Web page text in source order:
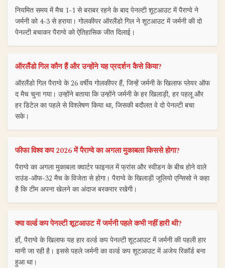
नियमित समय में मैच 1-1 से बराबर रहने के बाद पेनल्टी शूटआउट में पैराग्वे ने
जर्मनी को 4-3 से हराया। गोलकीपर ऑरलैंडो गिल ने शूटआउट में जर्मनी की दो
पेनल्टी बचाकर पैराग्वे को ऐतिहासिक जीत दिलाई।
ऑरलैंडो गिल कौन हैं और उन्होंने यह प्रदर्शन कैसे किया?
ऑरलैंडो गिल पैराग्वे के 26 वर्षीय गोलकीपर हैं, जिन्हें जर्मनी के खिलाफ प्लेयर ऑफ
द मैच चुना गया। उन्होंने बताया कि उन्होंने जर्मनी के हर खिलाड़ी, हर पहलू और
हर डिटेल का पहले से विश्लेषण किया था, जिसकी बदौलत वे दो पेनल्टी बचा
सके।
फीफा विश्व कप 2026 में पैराग्वे का अगला मुकाबला किससे होगा?
पैराग्वे का अगला मुकाबला क्वार्टर फाइनल में फ्रांस और स्वीडन के बीच होने वाले
राउंड-ऑफ-32 मैच के विजेता से होगा। पैराग्वे के खिलाड़ी जूलियो एन्सिसो ने कहा
है कि टीम अपना खेलने का अंदाज बरकरार रखेगी।
क्या वर्ल्ड कप पेनल्टी शूटआउट में जर्मनी पहले कभी नहीं हारी थी?
हाँ, पैराग्वे के खिलाफ यह हार वर्ल्ड कप पेनल्टी शूटआउट में जर्मनी की पहली हार
मानी जा रही है। इससे पहले जर्मनी का वर्ल्ड कप शूटआउट में अजेय रिकॉर्ड बना
हुआ था।